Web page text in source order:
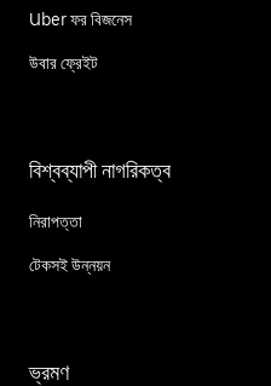
Uber ফর বিজনেস
উবার ফ্রেইট
বিশ্বব্যাপী নাগরিকত্ব
নিরাপত্তা
টেকসই উন্নয়ন
ভ্রমণ